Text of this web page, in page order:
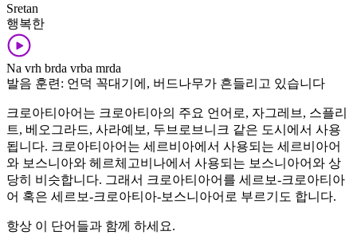
Sretan
행복한
Na vrh brda vrba mrda
발음 훈련: 언덕 꼭대기에, 버드나무가 흔들리고 있습니다
크로아티아어는 크로아티아의 주요 언어로, 자그레브, 스플리
트, 베오그라드, 사라예보, 두브로브니크 같은 도시에서 사용
됩니다. 크로아티아어는 세르비아에서 사용되는 세르비아어
와 보스니아와 헤르체고비나에서 사용되는 보스니아어와 상
당히 비슷합니다. 그래서 크로아티아어를 세르보-크로아티아
어 혹은 세르보-크로아티아-보스니아어로 부르기도 합니다.
항상 이 단어들과 함께 하세요.